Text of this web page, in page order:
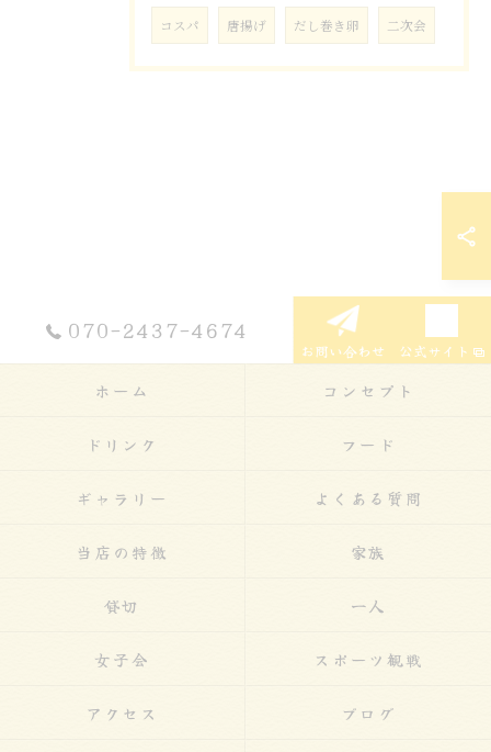
コスパ 唐揚げ だし巻き卵 二次会
070-2437-4674
お問い合わせ 公式サイト
ホーム コンセプト
ドリンク フード
ギャラリー よくある質問
当店の特徴 家族
貸切 一人
女子会 スポーツ観戦
アクセス ブログ